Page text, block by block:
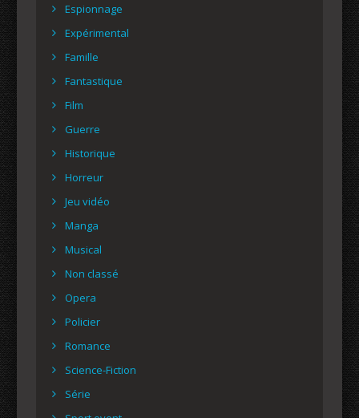
Espionnage
Expérimental
Famille
Fantastique
Film
Guerre
Historique
Horreur
Jeu vidéo
Manga
Musical
Non classé
Opera
Policier
Romance
Science-Fiction
Série